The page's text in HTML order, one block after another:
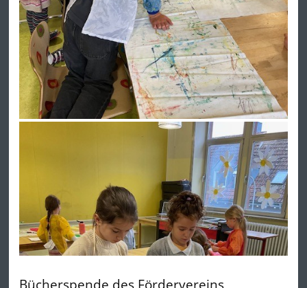
Bücherspende des Fördervereins